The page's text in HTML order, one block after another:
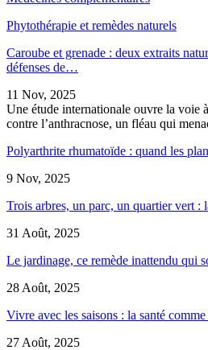
Phytothérapie et remèdes naturels
Caroube et grenade : deux extraits
défenses de…
11 Nov, 2025
Une étude internationale ouvre la voie
contre l’anthracnose, un fléau qui
Polyarthrite rhumatoïde : quand les
9 Nov, 2025
Trois arbres, un parc, un quartier vert
31 Août, 2025
Le jardinage, ce remède inattendu qui
28 Août, 2025
Vivre avec les saisons : la santé
27 Août, 2025